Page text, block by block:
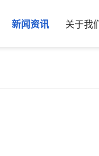
新闻资讯 关于我们